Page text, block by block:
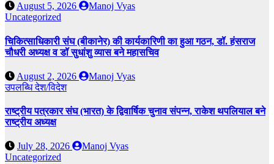
August 5, 2026
Manoj Vyas
Uncategorized
चिकित्साधिकारी संघ (बीकानेर) की कार्यकारिणी का हुआ गठन, डॉ. हंसराज
चौधरी अध्यक्ष व डॉ सुधांशु व्यास बने महासचिव
August 2, 2026
Manoj Vyas
उपलब्धिदेश/विदेश
राष्ट्रीय पत्रकार संघ (भारत) के द्विवार्षिक चुनाव संपन्न, राकेश थपलियाल बने
राष्ट्रीय अध्यक्ष
July 28, 2026
Manoj Vyas
Uncategorized